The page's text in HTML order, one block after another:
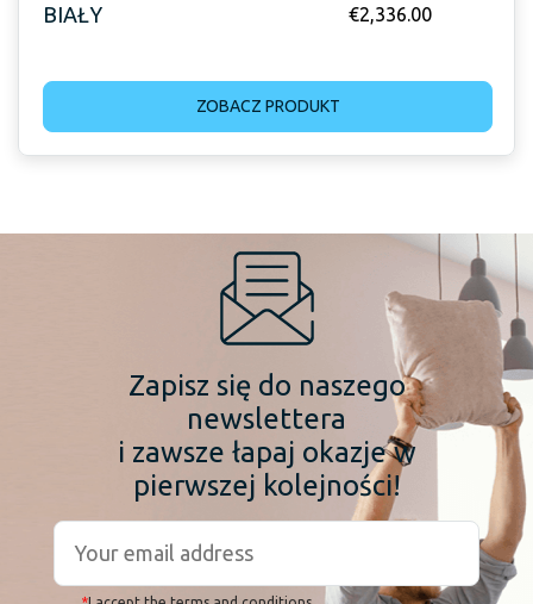
BIAŁY
€2,336.00
ZOBACZ PRODUKT
Zapisz się do naszego
newslettera
i zawsze łapaj okazje w
pierwszej kolejności!